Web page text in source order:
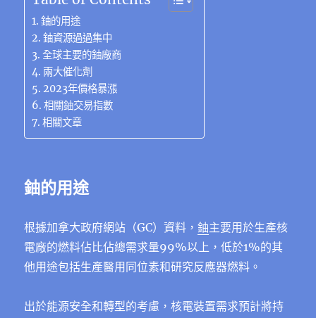
b
o
o
k
r
at st
l
鈾的用途
鈾資源過過集中
全球主要的鈾廠商
兩大催化劑
2023年價格暴漲
相關鈾交易指數
相關文章
鈾的用途
根據加拿大政府網站（GC）資料，鈾主要用於生產核
電廠的燃料佔比佔總需求量99%以上，低於1%的其
他用途包括生產醫用同位素和研究反應器燃料。
出於能源安全和轉型的考慮，核電裝置需求預計將持